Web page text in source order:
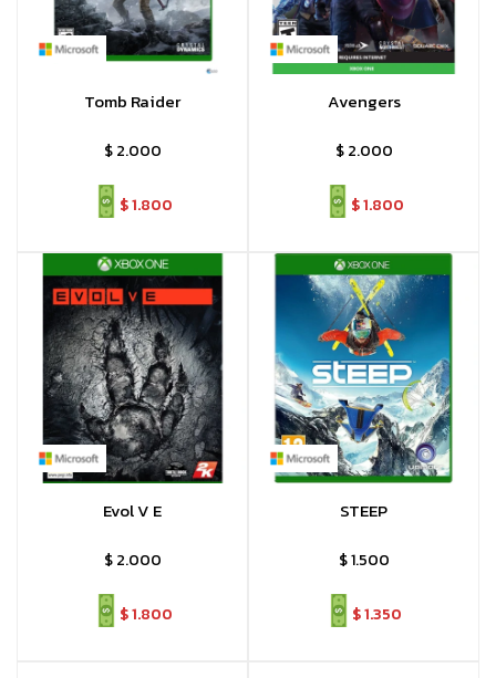
Tomb Raider
$ 2.000
$1.800
Avengers
$ 2.000
$1.800
Evol V E
$ 2.000
$1.800
STEEP
$1.500
$1.350